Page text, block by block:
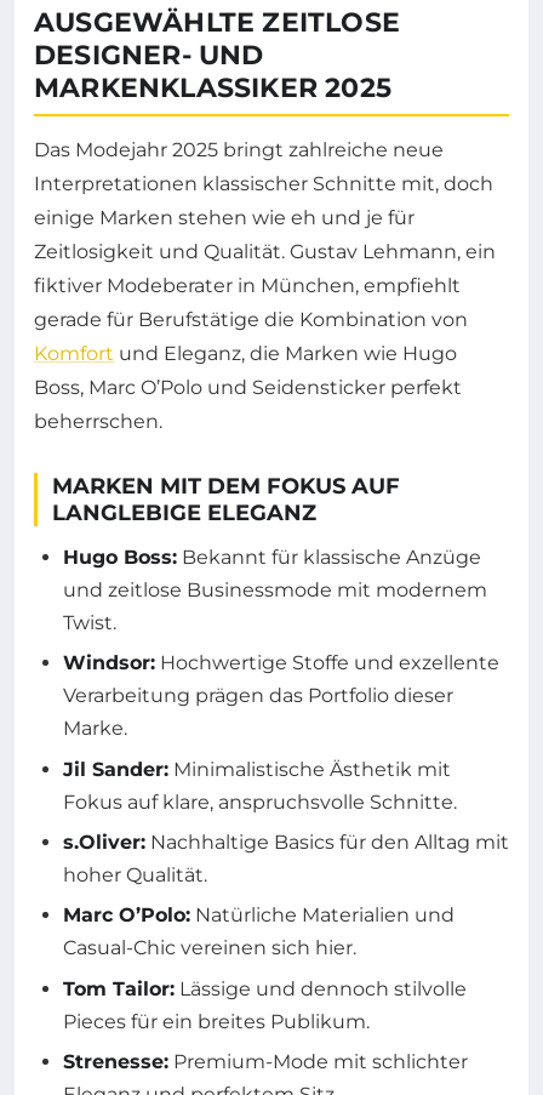
AUSGEWÄHLTE ZEITLOSE
DESIGNER- UND
MARKENKLASSIKER 2025
Das Modejahr 2025 bringt zahlreiche neue
Interpretationen klassischer Schnitte mit, doch
einige Marken stehen wie eh und je für
Zeitlosigkeit und Qualität. Gustav Lehmann, ein
fiktiver Modeberater in München, empfiehlt
gerade für Berufstätige die Kombination von
Komfort und Eleganz, die Marken wie Hugo
Boss, Marc O’Polo und Seidensticker perfekt
beherrschen.
MARKEN MIT DEM FOKUS AUF
LANGLEBIGE ELEGANZ
Hugo Boss: Bekannt für klassische Anzüge
und zeitlose Businessmode mit modernem
Twist.
Windsor: Hochwertige Stoffe und exzellente
Verarbeitung prägen das Portfolio dieser
Marke.
Jil Sander: Minimalistische Ästhetik mit
Fokus auf klare, anspruchsvolle Schnitte.
s.Oliver: Nachhaltige Basics für den Alltag mit
hoher Qualität.
Marc O’Polo: Natürliche Materialien und
Casual-Chic vereinen sich hier.
Tom Tailor: Lässige und dennoch stilvolle
Pieces für ein breites Publikum.
Strenesse: Premium-Mode mit schlichter